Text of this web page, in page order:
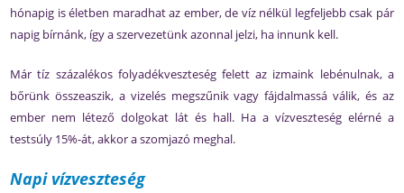
hónapig is életben maradhat az ember, de víz nélkül legfeljebb csak pár
napig bírnánk, így a szervezetünk azonnal jelzi, ha innunk kell.
Már tíz százalékos folyadékveszteség felett az izmaink lebénulnak, a
bőrünk összeaszik, a vizelés megszűnik vagy fájdalmassá válik, és az
ember nem létező dolgokat lát és hall. Ha a vízveszteség elérné a
testsúly 15%-át, akkor a szomjazó meghal.
Napi vízveszteség